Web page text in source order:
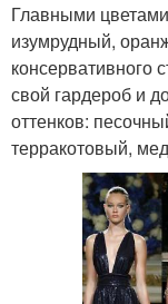
Главными
изумрудный,
консервативного
свой гардероб и
оттенков:
терракотовый,